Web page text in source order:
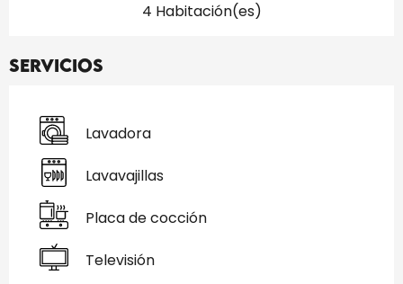
4 Habitación(es)
Servicios
Lavadora
Lavavajillas
Placa de cocción
Televisión